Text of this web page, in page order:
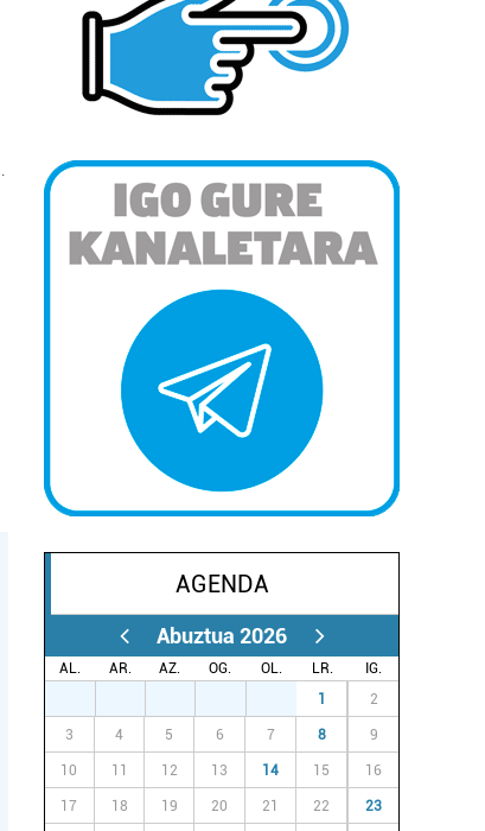
AGENDA
Abuztua 2026
AL. AR. AZ. OG. OL. LR.
IG.
1 2
3 4 5 6 7 8 9
10 11 12 13 14 15 16
17 18 19 20 21 22 23